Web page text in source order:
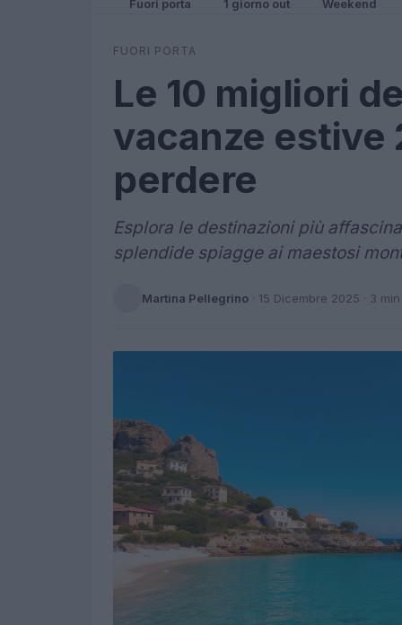
Fuori porta 1 giorno out Weekend
FUORI PORTA
Le 10 migliori
vacanze estive
perdere
Esplora le destinazioni più
splendide spiagge ai maestosi
Martina Pellegrino · 15 Dicembre 2025 · 3 min